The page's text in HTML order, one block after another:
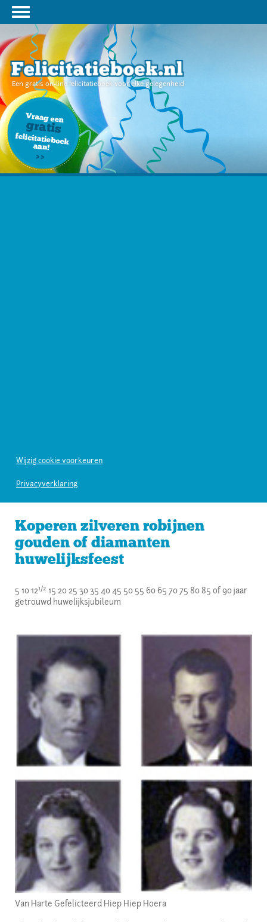
Een gratis on-line felicitatieboek voor elke gelegenheid
Wijzig cookie voorkeuren
Privacyverklaring
Koperen zilveren robijnen
gouden of diamanten
huwelijksfeest
5 10 121/2 15 20 25 30 35 40 45 50 55 60 65 70 75 80 85 of 90 jaar
getrouwd huwelijksjubileum
Van Harte Gefelicteerd Hiep Hiep Hoera